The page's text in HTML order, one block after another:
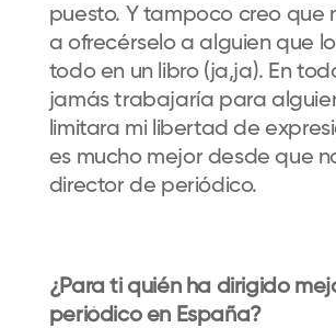
puesto. Y tampoco creo que
a ofrecérselo a alguien que
todo en un libro (ja,ja). En
jamás trabajaría para
limitara mi libertad de
es mucho mejor desde que
director de periódico.
¿Para ti quién ha dirigido
periódico en España?